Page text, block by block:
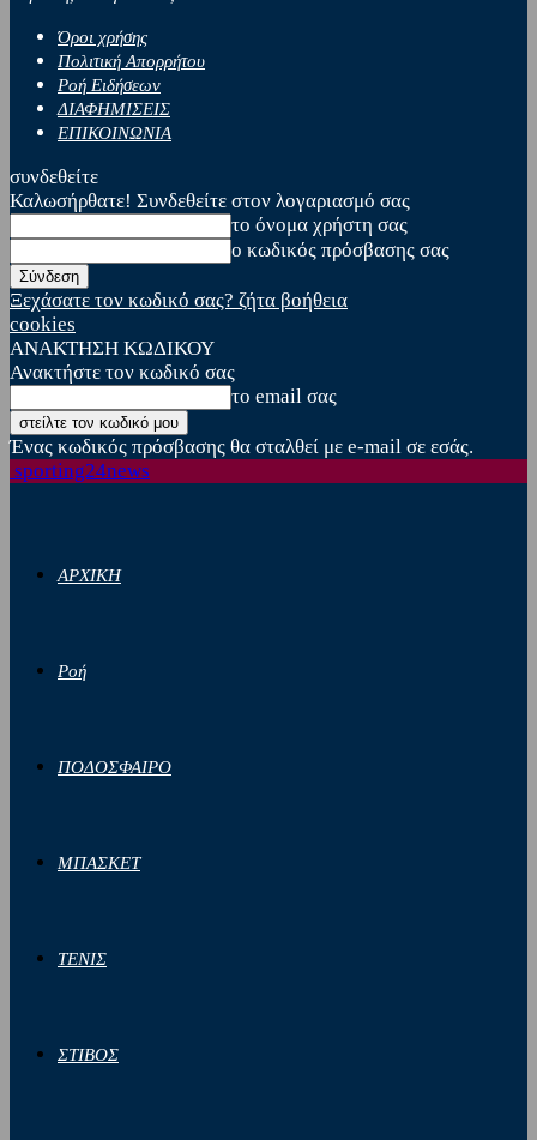
Όροι χρήσης
Πολιτική Απορρήτου
Ροή Ειδήσεων
ΔΙΑΦΗΜΙΣΕΙΣ
ΕΠΙΚΟΙΝΩΝΙΑ
συνδεθείτε
Καλωσήρθατε! Συνδεθείτε στον λογαριασμό σας
το όνομα χρήστη σας
ο κωδικός πρόσβασης σας
Ξεχάσατε τον κωδικό σας? ζήτα βοήθεια
cookies
ΑΝΑΚΤΗΣΗ ΚΩΔΙΚΟΥ
Ανακτήστε τον κωδικό σας
το email σας
Ένας κωδικός πρόσβασης θα σταλθεί με e-mail σε εσάς.
sporting24news
ΑΡΧΙΚΗ
Ροή
ΠΟΔΟΣΦΑΙΡΟ
ΜΠΑΣΚΕΤ
ΤΕΝΙΣ
ΣΤΙΒΟΣ